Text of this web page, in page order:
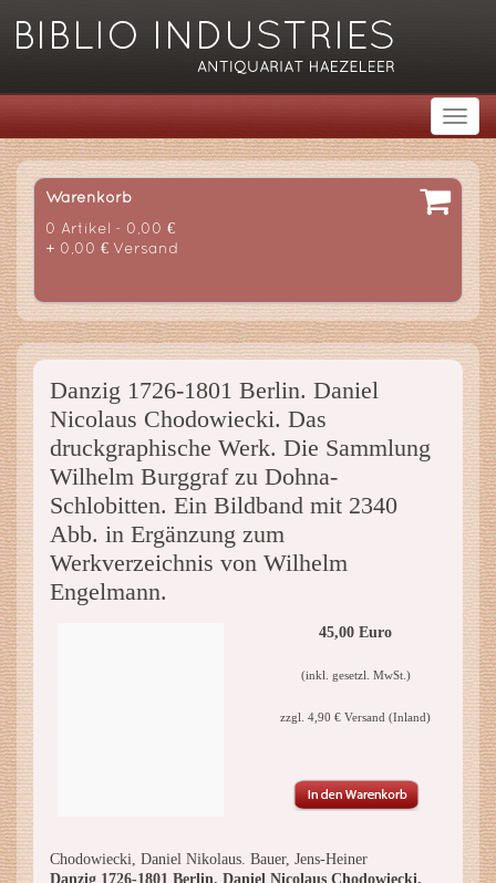
Warenkorb
0 Artikel - 0,00 €
+ 0,00 € Versand
Danzig 1726-1801 Berlin. Daniel
Nicolaus Chodowiecki. Das
druckgraphische Werk. Die Sammlung
Wilhelm Burggraf zu Dohna-
Schlobitten. Ein Bildband mit 2340
Abb. in Ergänzung zum
Werkverzeichnis von Wilhelm
Engelmann.
45,00 Euro
(inkl. gesetzl. MwSt.)
zzgl. 4,90 € Versand (Inland)
Chodowiecki, Daniel Nikolaus. Bauer, Jens-Heiner
Danzig 1726-1801 Berlin. Daniel Nicolaus Chodowiecki.